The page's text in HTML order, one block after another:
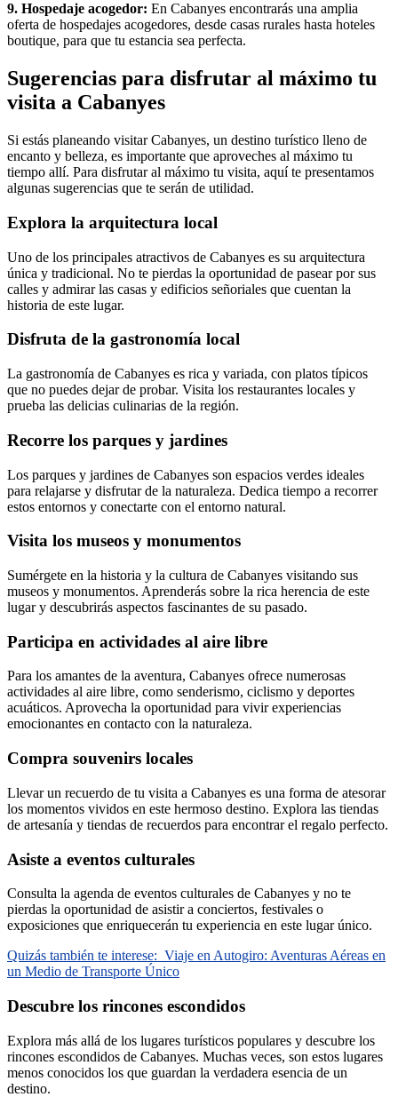
9. Hospedaje acogedor: En Cabanyes encontrarás una amplia
oferta de hospedajes acogedores, desde casas rurales hasta hoteles
boutique, para que tu estancia sea perfecta.
Sugerencias para disfrutar al máximo tu
visita a Cabanyes
Si estás planeando visitar Cabanyes, un destino turístico lleno de
encanto y belleza, es importante que aproveches al máximo tu
tiempo allí. Para disfrutar al máximo tu visita, aquí te presentamos
algunas sugerencias que te serán de utilidad.
Explora la arquitectura local
Uno de los principales atractivos de Cabanyes es su arquitectura
única y tradicional. No te pierdas la oportunidad de pasear por sus
calles y admirar las casas y edificios señoriales que cuentan la
historia de este lugar.
Disfruta de la gastronomía local
La gastronomía de Cabanyes es rica y variada, con platos típicos
que no puedes dejar de probar. Visita los restaurantes locales y
prueba las delicias culinarias de la región.
Recorre los parques y jardines
Los parques y jardines de Cabanyes son espacios verdes ideales
para relajarse y disfrutar de la naturaleza. Dedica tiempo a recorrer
estos entornos y conectarte con el entorno natural.
Visita los museos y monumentos
Sumérgete en la historia y la cultura de Cabanyes visitando sus
museos y monumentos. Aprenderás sobre la rica herencia de este
lugar y descubrirás aspectos fascinantes de su pasado.
Participa en actividades al aire libre
Para los amantes de la aventura, Cabanyes ofrece numerosas
actividades al aire libre, como senderismo, ciclismo y deportes
acuáticos. Aprovecha la oportunidad para vivir experiencias
emocionantes en contacto con la naturaleza.
Compra souvenirs locales
Llevar un recuerdo de tu visita a Cabanyes es una forma de atesorar
los momentos vividos en este hermoso destino. Explora las tiendas
de artesanía y tiendas de recuerdos para encontrar el regalo perfecto.
Asiste a eventos culturales
Consulta la agenda de eventos culturales de Cabanyes y no te
pierdas la oportunidad de asistir a conciertos, festivales o
exposiciones que enriquecerán tu experiencia en este lugar único.
Quizás también te interese: Viaje en Autogiro: Aventuras Aéreas en
un Medio de Transporte Único
Descubre los rincones escondidos
Explora más allá de los lugares turísticos populares y descubre los
rincones escondidos de Cabanyes. Muchas veces, son estos lugares
menos conocidos los que guardan la verdadera esencia de un
destino.